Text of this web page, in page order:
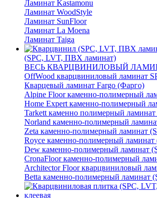
Ламинат Kastamonu
Ламинат WoodStyle
Ламинат SunFloor
Ламинат La Moena
Ламинат Taiga
(SPC, LVT, ПВХ ламинат)
ВЕСЬ КВАРЦВИНИЛОВЫЙ
OffWood кварцвиниловый ламинат
Кварцевый ламинат Fargo (Фарго)
Alpine Floor каменно-полимерный
Home Expert каменно-полимерный
Tarkett каменно полимерный ламинат
Norland каменно-полимерный
Zeta каменно-полимерный ламинат
Royce каменно-полимерный ламинат
Dew каменно-полимерный ламинат
CronaFloor каменно-полимерный
Architector Floor кварцвиниловый
Betta каменно-полимерный ламинат